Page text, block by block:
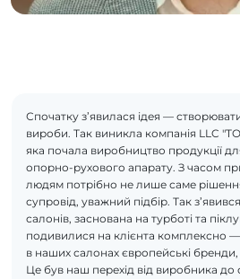
Спочатку з’явилася ідея —
вироби. Так виникла компанія LLC
яка почала виробництво продукції
опорно-рухового апарату. З часом
людям потрібно не лише саме
супровід, уважний підбір. Так
салонів, заснована на турботі та
подивилися на клієнта комплексно
в наших салонах європейські бренди,
Це був наш перехід від виробника до